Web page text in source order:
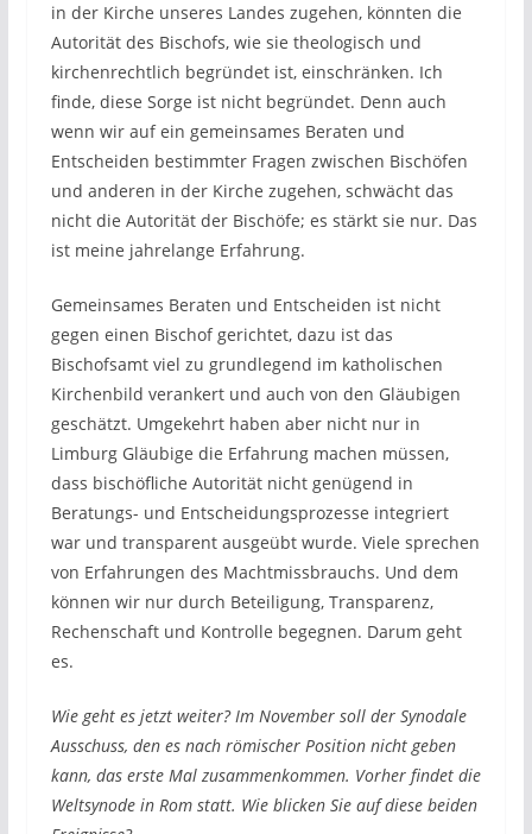
in der Kirche unseres Landes zugehen, könnten die
Autorität des Bischofs, wie sie theologisch und
kirchenrechtlich begründet ist, einschränken. Ich
finde, diese Sorge ist nicht begründet. Denn auch
wenn wir auf ein gemeinsames Beraten und
Entscheiden bestimmter Fragen zwischen Bischöfen
und anderen in der Kirche zugehen, schwächt das
nicht die Autorität der Bischöfe; es stärkt sie nur. Das
ist meine jahrelange Erfahrung.
Gemeinsames Beraten und Entscheiden ist nicht
gegen einen Bischof gerichtet, dazu ist das
Bischofsamt viel zu grundlegend im katholischen
Kirchenbild verankert und auch von den Gläubigen
geschätzt. Umgekehrt haben aber nicht nur in
Limburg Gläubige die Erfahrung machen müssen,
dass bischöfliche Autorität nicht genügend in
Beratungs- und Entscheidungsprozesse integriert
war und transparent ausgeübt wurde. Viele sprechen
von Erfahrungen des Machtmissbrauchs. Und dem
können wir nur durch Beteiligung, Transparenz,
Rechenschaft und Kontrolle begegnen. Darum geht
es.
Wie geht es jetzt weiter? Im November soll der Synodale
Ausschuss, den es nach römischer Position nicht geben
kann, das erste Mal zusammenkommen. Vorher findet die
Weltsynode in Rom statt. Wie blicken Sie auf diese beiden